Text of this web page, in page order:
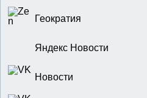
Геократия
Яндекс Новости
Новости